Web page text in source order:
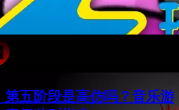
第五阶段是高仿吗？音乐游